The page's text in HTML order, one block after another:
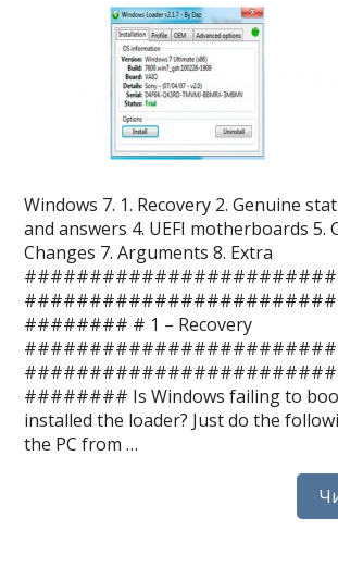
Windows 7. 1. Recovery 2. Genuine
and answers 4. UEFI motherboards 5.
Changes 7. Arguments 8. Extra
######## # 1 – Recovery
######## Is Windows failing to
installed the loader? Just do the
the PC from …